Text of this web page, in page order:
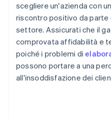
scegliere un'azienda con
riscontro positivo da
settore. Assicurati che il
comprovata affidabilità e
poiché i problemi di
possono portare a una
all'insoddisfazione dei